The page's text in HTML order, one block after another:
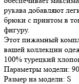
рукава добавляют
брюки с принтом в
фигуру.
Этот пижамный
вашей коллекции
100% турецкий
Параметры модели:
Размер на модели: S